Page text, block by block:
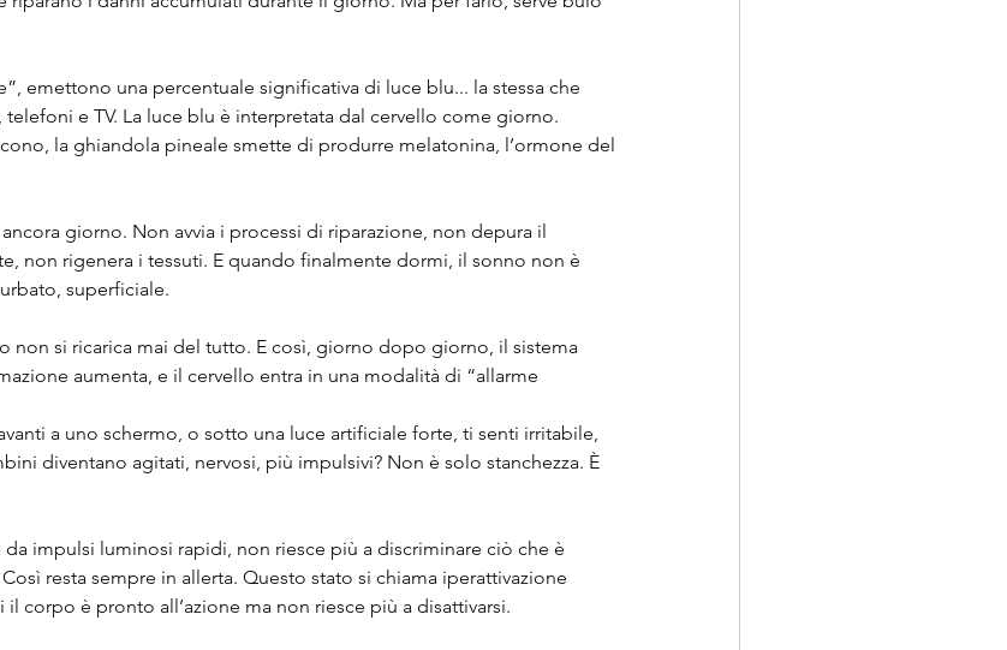
emettono una percentuale significativa di luce blu... la stessa che
e TV. La luce blu è interpretata dal cervello come giorno.
la ghiandola pineale smette di produrre melatonina, l’ormone del
giorno. Non avvia i processi di riparazione, non depura il
non rigenera i tessuti. E quando finalmente dormi, il sonno non è
superficiale.
non si ricarica mai del tutto. E così, giorno dopo giorno, il sistema
aumenta, e il cervello entra in una modalità di “allarme
a uno schermo, o sotto una luce artificiale forte, ti senti irritabile,
diventano agitati, nervosi, più impulsivi? Non è solo stanchezza. È
impulsi luminosi rapidi, non riesce più a discriminare ciò che è
resta sempre in allerta. Questo stato si chiama iperattivazione
corpo è pronto all’azione ma non riesce più a disattivarsi.